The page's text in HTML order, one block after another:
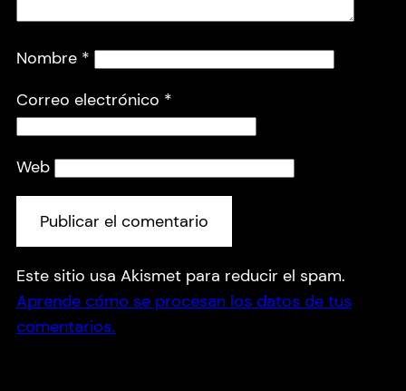
Nombre *
Correo electrónico *
Web
Este sitio usa Akismet para reducir el spam.
Aprende cómo se procesan los datos de tus
comentarios.